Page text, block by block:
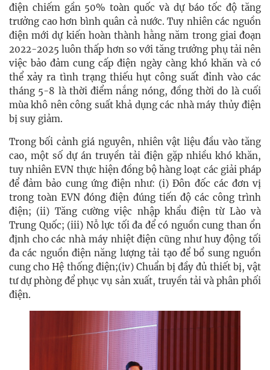
điện chiếm gần 50% toàn quốc và dự báo tốc độ tăng
trưởng cao hơn bình quân cả nước. Tuy nhiên các nguồn
điện mới dự kiến hoàn thành hằng năm trong giai đoạn
2022-2025 luôn thấp hơn so với tăng trưởng phụ tải nên
việc bảo đảm cung cấp điện ngày càng khó khăn và có
thể xảy ra tình trạng thiếu hụt công suất đỉnh vào các
tháng 5-8 là thời điểm nắng nóng, đồng thời do là cuối
mùa khô nên công suất khả dụng các nhà máy thủy điện
bị suy giảm.
Trong bối cảnh giá nguyên, nhiên vật liệu đầu vào tăng
cao, một số dự án truyền tải điện gặp nhiều khó khăn,
tuy nhiên EVN thực hiện đồng bộ hàng loạt các giải pháp
để đảm bảo cung ứng điện như: (i) Đôn đốc các đơn vị
trong toàn EVN đóng điện đúng tiến độ các công trình
điện; (ii) Tăng cường việc nhập khẩu điện từ Lào và
Trung Quốc; (iii) Nỗ lực tối đa để có nguồn cung than ổn
định cho các nhà máy nhiệt điện cũng như huy động tối
đa các nguồn điện năng lượng tải tạo để bổ sung nguồn
cung cho Hệ thống điện;(iv) Chuẩn bị đầy đủ thiết bị, vật
tư dự phòng để phục vụ sản xuất, truyền tải và phân phối
điện.